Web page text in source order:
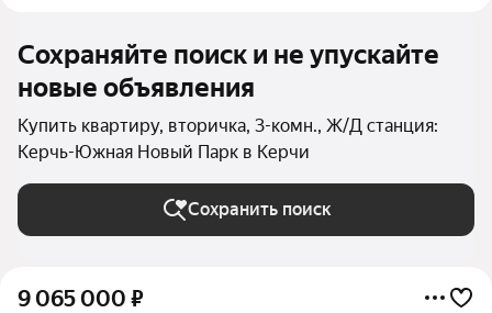
Сохраняйте поиск и не упускайте
новые объявления
Купить квартиру, вторичка, 3-комн., Ж/Д станция:
Керчь-Южная Новый Парк в Керчи
Сохранить поиск
9 065 000 ₽